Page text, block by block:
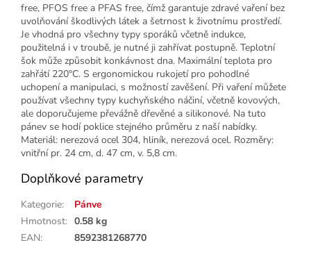
free, PFOS free a PFAS free, čímž garantuje zdravé vaření bez
uvolňování škodlivých látek a šetrnost k životnímu prostředí.
Je vhodná pro všechny typy sporáků včetně indukce,
použitelná i v troubě, je nutné ji zahřívat postupně. Teplotní
šok může způsobit konkávnost dna. Maximální teplota pro
zahřátí 220°C. S ergonomickou rukojetí pro pohodlné
uchopení a manipulaci, s možností zavěšení. Při vaření můžete
používat všechny typy kuchyňského náčiní, včetně kovových,
ale doporučujeme převážně dřevěné a silikonové. Na tuto
pánev se hodí poklice stejného průměru z naší nabídky.
Materiál: nerezová ocel 304, hliník, nerezová ocel. Rozměry:
vnitřní pr. 24 cm, d. 47 cm, v. 5,8 cm.
Doplňkové parametry
Kategorie:
Pánve
Hmotnost: 0.58 kg
EAN: 8592381268770